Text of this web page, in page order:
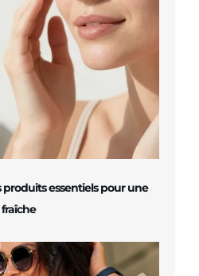
produits essentiels pour une